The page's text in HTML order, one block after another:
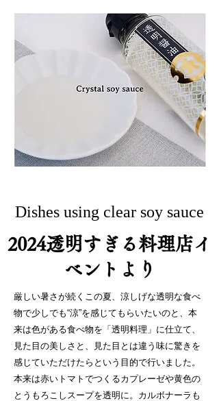
​Dishes using clear soy sauce
2024透明すぎる料理店イ
ベントより
厳しい暑さが続くこの夏、涼しげな透明な食べ
物で少しでも“涼”を感じてもらいたいのと、本
来は色がある食べ物を「透明料理」に仕立て、
見た目の美しさと、見た目とは違う味に驚きを
感じていただけたらという目的で行いました。
本来は赤いトマトでつくるカプレーゼや黄色の
とうもろこしスープを透明に。カルボナーラも